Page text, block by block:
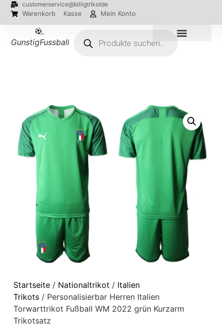
customerservice@billigtrikotde
Warenkorb Kasse Mein Konto
GunstigFussballTrikot
Startseite/ Nationaltrikot / Italien
Trikots/ Personalisierbar Herren Italien
Torwarttrikot Fußball WM 2022 grün Kurzarm
Trikotsatz